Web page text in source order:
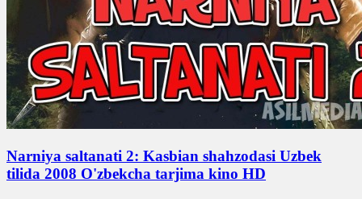
Narniya saltanati 2: Kasbian shahzodasi Uzbek
tilida 2008 O'zbekcha tarjima kino HD